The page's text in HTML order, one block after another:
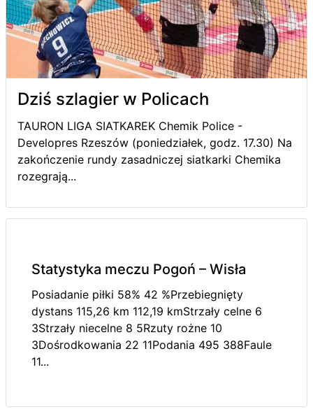
Dziś szlagier w Policach
TAURON LIGA SIATKAREK Chemik Police -
Developres Rzeszów (poniedziałek, godz. 17.30) Na
zakończenie rundy zasadniczej siatkarki Chemika
rozegrają...
Statystyka meczu Pogoń – Wisła
Posiadanie piłki 58% 42 %Przebiegnięty
dystans 115,26 km 112,19 kmStrzały celne 6
3Strzały niecelne 8 5Rzuty rożne 10
3Dośrodkowania 22 11Podania 495 388Faule
11...